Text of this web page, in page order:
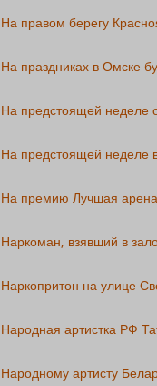
На правом берегу
На праздниках в Омске
На предстоящей неделе
На предстоящей неделе
На премию Лучшая
Наркоман, взявший в
Наркопритон на улице
Народная артистка РФ
Народному артисту